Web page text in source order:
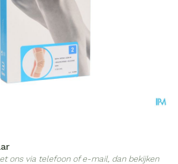
ons via telefoon of e-mail, dan bekijken